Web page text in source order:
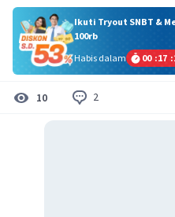
Ikuti Tryout SNBT &
100rb
Habis dalam
00 :17 :
10 2